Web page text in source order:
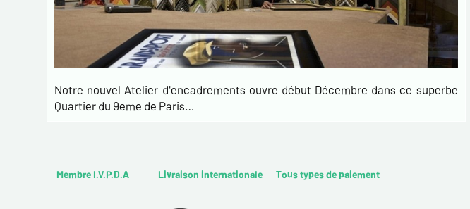
Notre nouvel Atelier d'encadrements ouvre début Décembre dans ce superbe
Quartier du 9eme de Paris…
Membre I.V.P.D.A Livraison internationale Tous types de paiement